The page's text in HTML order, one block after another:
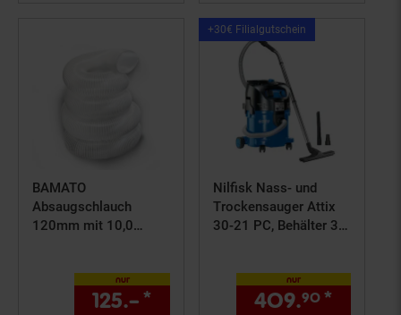
BAMATO
Absaugschlauch
120mm mit 10,0
nur
125.–* nur 125,–€ Sternchen
Nilfisk Nass- und
Trockensauger Attix
30-21 PC, Behälter 30
nur
409.90 *
+30€ Filialgutschein
Artikel+30€